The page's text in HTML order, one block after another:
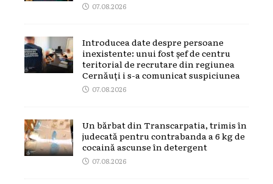
07.08.2026
Introducea date despre persoane
inexistente: unui fost șef de centru
teritorial de recrutare din regiunea
Cernăuți i s-a comunicat suspiciunea
07.08.2026
Un bărbat din Transcarpatia, trimis în
judecată pentru contrabanda a 6 kg de
cocaină ascunse în detergent
07.08.2026